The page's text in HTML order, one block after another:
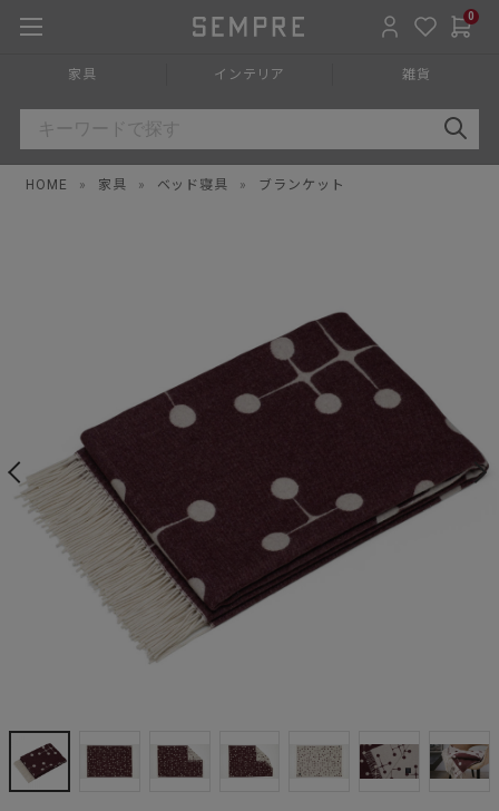
0
家具 インテリア 雑貨
HOME » 家具 » ベッド寝具 » ブランケット